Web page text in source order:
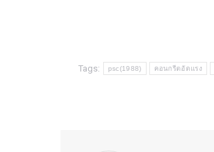
Tags: psc(1988) คอนกรีตอัดแรง